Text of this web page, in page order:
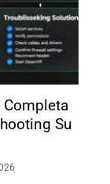
Completa
Su